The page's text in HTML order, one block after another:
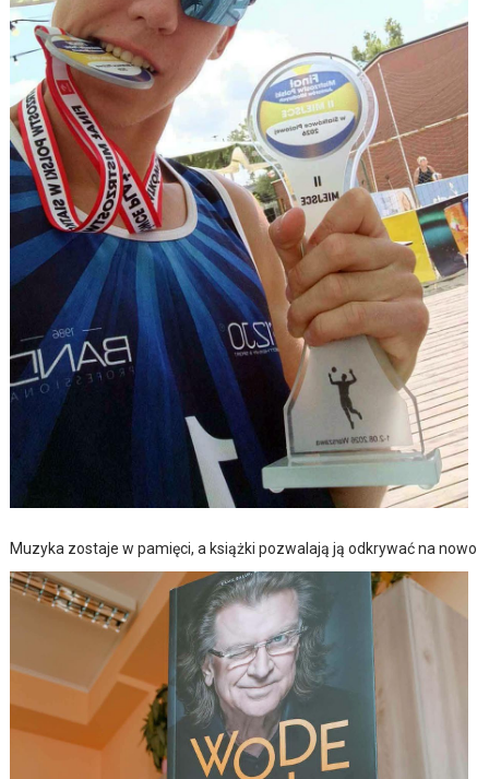
Muzyka zostaje w pamięci, a książki pozwalają ją odkrywać na nowo